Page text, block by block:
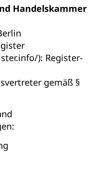
Handelskammer
): Register-
gemäß §